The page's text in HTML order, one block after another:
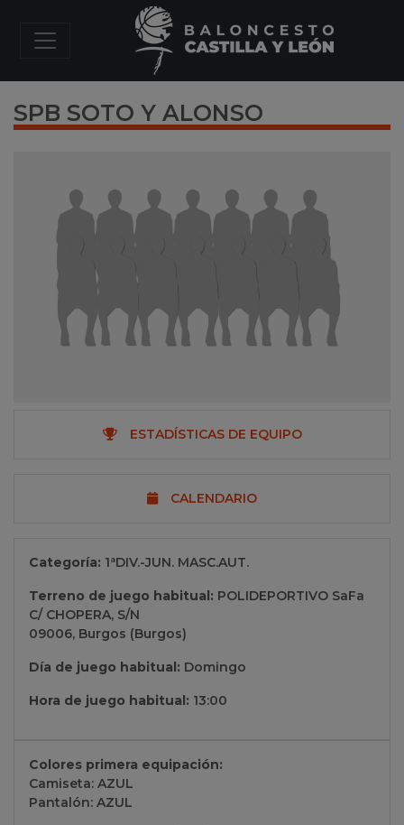
SPB SOTO Y ALONSO
ESTADÍSTICAS DE EQUIPO
CALENDARIO
Categoría: 1ªDIV.-JUN. MASC.AUT.
Terreno de juego habitual: POLIDEPORTIVO SaFa
C/ CHOPERA, S/N
09006, Burgos (Burgos)
Día de juego habitual: Domingo
Hora de juego habitual: 13:00
Colores primera equipación:
Camiseta: AZUL
Pantalón: AZUL